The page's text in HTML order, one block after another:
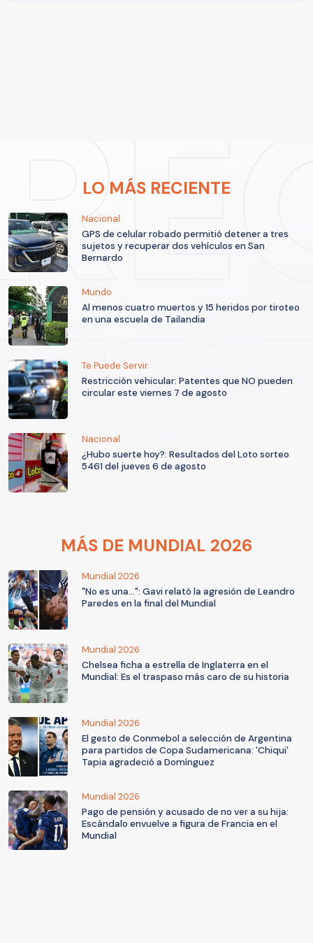
LO MÁS RECIENTE
Nacional
GPS de celular robado permitió detener a tres
sujetos y recuperar dos vehículos en San
Bernardo
Mundo
Al menos cuatro muertos y 15 heridos por tiroteo
en una escuela de Tailandia
Te Puede Servir
Restricción vehicular: Patentes que NO pueden
circular este viernes 7 de agosto
Nacional
¿Hubo suerte hoy?: Resultados del Loto sorteo
5461 del jueves 6 de agosto
MÁS DE MUNDIAL 2026
Mundial 2026
"No es una...": Gavi relató la agresión de Leandro
Paredes en la final del Mundial
Mundial 2026
Chelsea ficha a estrella de Inglaterra en el
Mundial: Es el traspaso más caro de su historia
Mundial 2026
El gesto de Conmebol a selección de Argentina
para partidos de Copa Sudamericana: 'Chiqui'
Tapia agradeció a Domínguez
Mundial 2026
Pago de pensión y acusado de no ver a su hija:
Escándalo envuelve a figura de Francia en el
Mundial